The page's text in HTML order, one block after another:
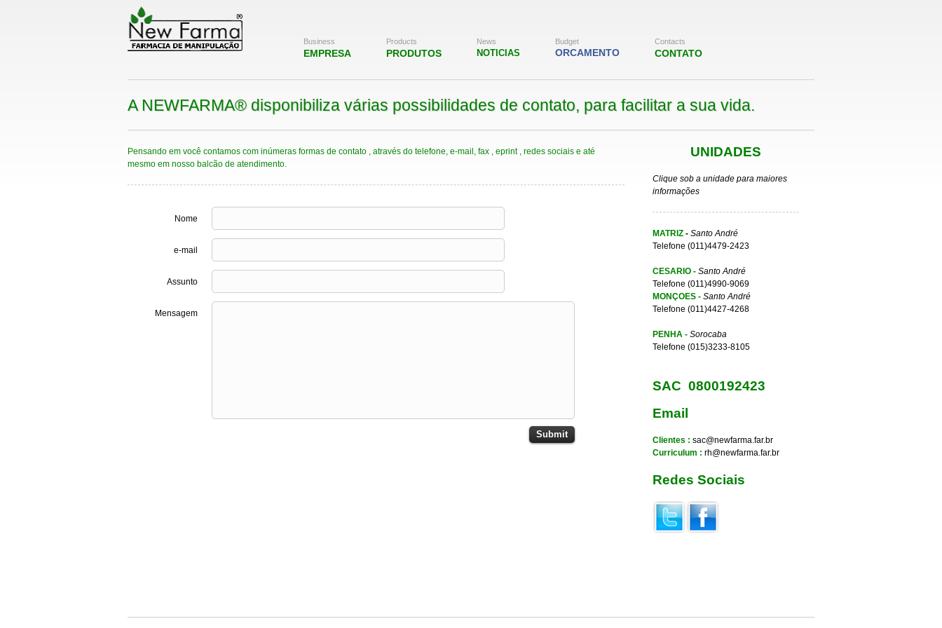
Contacts
CONTATO
Budget
ORCAMENTO
News
NOTICIAS
Products
PRODUTOS
Business
EMPRESA
A NEWFARMA® disponibiliza várias possibilidades de contato, para facilitar a sua vida.
Pensando em você contamos com inúmeras formas de contato , através do telefone, e-mail, fax , eprint , redes sociais e até
mesmo em nosso balcão de atendimento.
Nome
e-mail
Assunto
Mensagem
UNIDADES
Clique sob a unidade para maiores
informações
MATRIZ - Santo André
Telefone (011)4479-2423
CESARIO - Santo André
Telefone (011)4990-9069
MONÇOES - Santo André
Telefone (011)4427-4268
PENHA - Sorocaba
Telefone (015)3233-8105
SAC 0800192423
Email
Clientes : sac@newfarma.far.br
Curriculum : rh@newfarma.far.br
Redes Sociais